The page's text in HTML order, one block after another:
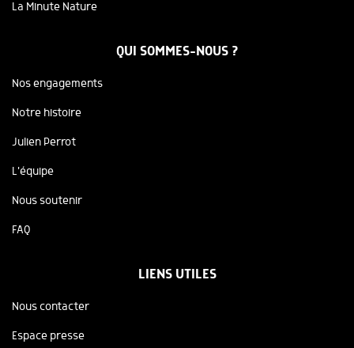
La Minute Nature
QUI SOMMES-NOUS ?
Nos engagements
Notre histoire
Julien Perrot
L'équipe
Nous soutenir
FAQ
LIENS UTILES
Nous contacter
Espace presse